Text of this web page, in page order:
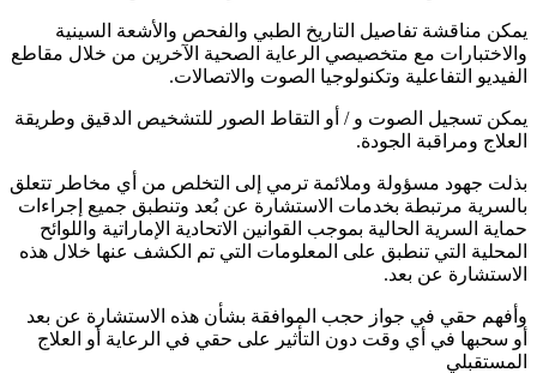
يمكن مناقشة تفاصيل التاريخ الطبي والفحص والأشعة السينية
والاختبارات مع متخصيصي الرعاية الصحية الآخرين من خلال مقاطع
الفيديو التفاعلية وتكنولوجيا الصوت والاتصالات.
يمكن تسجيل الصوت و / أو التقاط الصور للتشخيص الدقيق وطريقة
العلاج ومراقبة الجودة.
بذلت جهود مسؤولة وملائمة ترمي إلى التخلص من أي مخاطر تتعلق
بالسرية مرتبطة بخدمات الاستشارة عن بُعد وتنطبق جميع إجراءات
حماية السرية الحالية بموجب القوانين الاتحادية الإماراتية واللوائح
المحلية التي تنطبق على المعلومات التي تم الكشف عنها خلال هذه
الاستشارة عن بعد.
وأفهم حقي في جواز حجب الموافقة بشأن هذه الاستشارة عن بعد
أو سحبها في أي وقت دون التأثير على حقي في الرعاية أو العلاج
المستقبلي